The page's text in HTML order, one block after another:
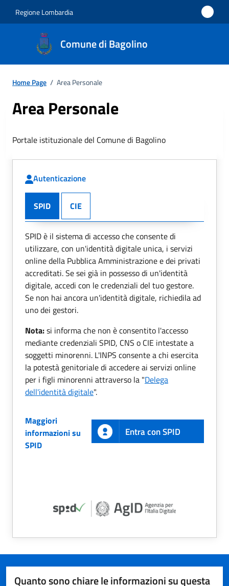
Regione Lombardia
Comune di Bagolino
Home Page / Area Personale
Area Personale
Portale istituzionale del Comune di Bagolino
Autenticazione
SPID CIE
SPID è il sistema di accesso che consente di
utilizzare, con un'identità digitale unica, i servizi
online della Pubblica Amministrazione e dei privati
accreditati. Se sei già in possesso di un'identità
digitale, accedi con le credenziali del tuo gestore.
Se non hai ancora un'identità digitale, richiedila ad
uno dei gestori.
Nota:si informa che non è consentito l'accesso
mediante credenziali SPID, CNS o CIE intestate a
soggetti minorenni. L'INPS consente a chi esercita
la potestà genitoriale di accedere ai servizi online
per i figli minorenni attraverso la "Delega
dell'identità digitale".
Maggiori
informazioni su
SPID
Entra con SPID
Quanto sono chiare le informazioni su questa